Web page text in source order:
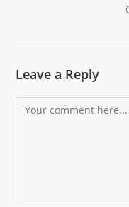
Leave a Reply